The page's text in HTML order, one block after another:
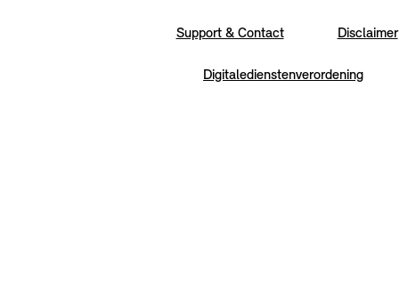
Support & Contact Disclaimer
Digitaledienstenverordening